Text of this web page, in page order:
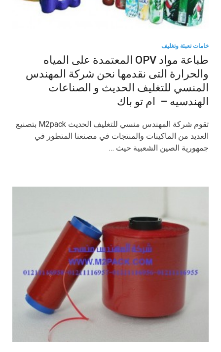
خامات تعبئة وتغليف
طباعة مواد OPV المعتمدة على المياه
والحرارة التى نقدمها نحن شركة المهندس
المنسي للتغليف الحديث و الصناعات
الهندسيه – ام تو باك
تقوم شركة المهندس منسي للتغليف الحديث M2pack بتصنيع
العديد من الماكينات والمنتجات في مصنعنا المتطور في
جمهورية الصين الشعبية حيث …